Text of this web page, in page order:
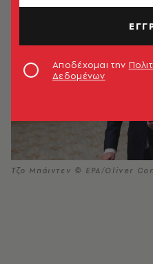
Τζο Μπάιντεν © EPA/Oliver
Αποδέχομαι την
Δεδομένων